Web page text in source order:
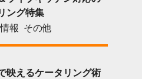
ング特集
報 その他
映えるケータリング術